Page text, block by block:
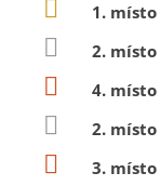
1. místo
2. místo
4. místo
2. místo
3. místo